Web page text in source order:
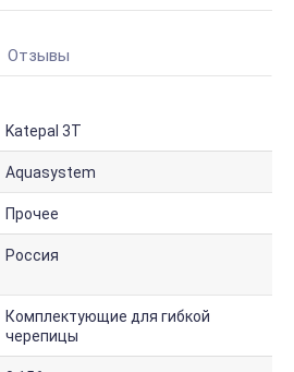
Отзывы
Katepal 3T
Aquasystem
Прочее
Россия
Комплектующие для гибкой
черепицы